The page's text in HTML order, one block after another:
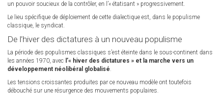
un pouvoir soucieux de la contrôler, en l’« étatisant » progressivement.
Le lieu spécifique de déploiement de cette dialectique est, dans le populisme
classique, le syndicat.
De l’hiver des dictatures à un nouveau populisme
La période des populismes classiques s’est éteinte dans le sous-continent dans
les années 1970, avec l’« hiver des dictatures » et la marche vers un
développement néolibéral globalisé.
Les tensions croissantes produites par ce nouveau modèle ont toutefois
débouché sur une résurgence des mouvements populaires.